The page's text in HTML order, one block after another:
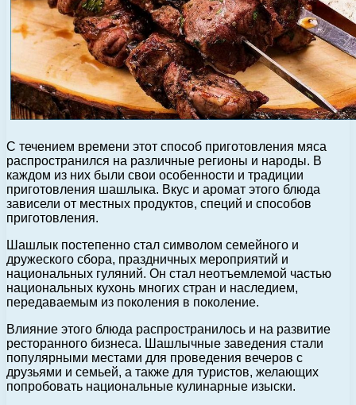
С течением времени этот способ приготовления мяса
распространился на различные регионы и народы. В
каждом из них были свои особенности и традиции
приготовления шашлыка. Вкус и аромат этого блюда
зависели от местных продуктов, специй и способов
приготовления.
Шашлык постепенно стал символом семейного и
дружеского сбора, праздничных мероприятий и
национальных гуляний. Он стал неотъемлемой частью
национальных кухонь многих стран и наследием,
передаваемым из поколения в поколение.
Влияние этого блюда распространилось и на развитие
ресторанного бизнеса. Шашлычные заведения стали
популярными местами для проведения вечеров с
друзьями и семьей, а также для туристов, желающих
попробовать национальные кулинарные изыски.